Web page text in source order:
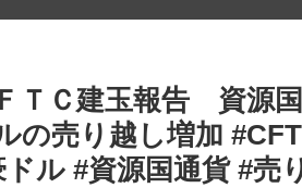
ＴＣ建玉報告 資源
の売り越し増加
ドル #資源国通貨 #売